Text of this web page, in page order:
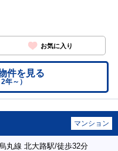
お気に入り
件を見る
年～）
マンション
丸線 北大路駅/徒歩32分